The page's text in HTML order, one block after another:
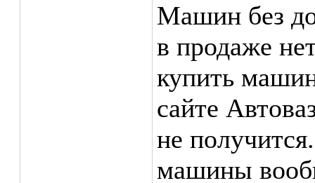
Машин без
в продаже
купить
сайте
не
машины